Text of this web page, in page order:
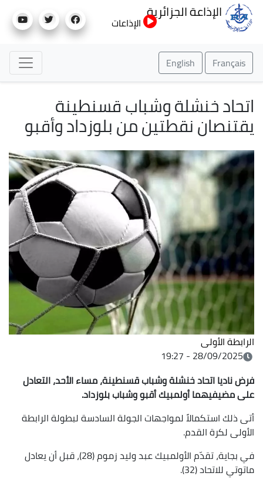
إلى
الإذاعة الجزائرية
الإذاعات
Français
English
اتحاد خنشلة وشباب قسنطينة
يقتنصان نقطتين من بلوزداد وأقبو
الرابطة الأولى
28/09/2025 - 19:27
فرض ناديا اتحاد خنشلة وشباب قسنطينة، مساء الأحد، التعادل
على مضيفيهما أولمبيك أقبو وشباب بلوزداد.
أتى ذلك استكمالاً لمواجهات الجولة السادسة لبطولة الرابطة
الأولى لكرة القدم.
في بجاية، تقدّم الأولمبيك عبد وليد زموم (28)، قبل أن يعادل
ماتوتي للاتحاد (32).